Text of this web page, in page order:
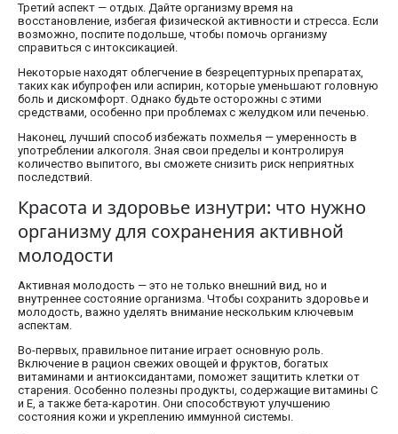
Третий аспект — отдых. Дайте организму время на
восстановление, избегая физической активности и стресса. Если
возможно, поспите подольше, чтобы помочь организму
справиться с интоксикацией.
Некоторые находят облегчение в безрецептурных препаратах,
таких как ибупрофен или аспирин, которые уменьшают головную
боль и дискомфорт. Однако будьте осторожны с этими
средствами, особенно при проблемах с желудком или печенью.
Наконец, лучший способ избежать похмелья — умеренность в
употреблении алкоголя. Зная свои пределы и контролируя
количество выпитого, вы сможете снизить риск неприятных
последствий.
Красота и здоровье изнутри: что нужно
организму для сохранения активной
молодости
Активная молодость — это не только внешний вид, но и
внутреннее состояние организма. Чтобы сохранить здоровье и
молодость, важно уделять внимание нескольким ключевым
аспектам.
Во-первых, правильное питание играет основную роль.
Включение в рацион свежих овощей и фруктов, богатых
витаминами и антиоксидантами, поможет защитить клетки от
старения. Особенно полезны продукты, содержащие витамины C
и E, а также бета-каротин. Они способствуют улучшению
состояния кожи и укреплению иммунной системы.